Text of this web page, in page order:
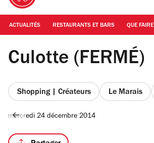
ACTUALITÉS RESTAURANTS ET BARS QUE FAIRE
© Céline Astorg
Culotte (FERMÉ)
Shopping | Créateurs Le Marais
mercredi 24 décembre 2014